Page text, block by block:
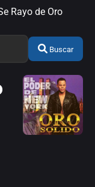
Rayo de Oro
Buscar